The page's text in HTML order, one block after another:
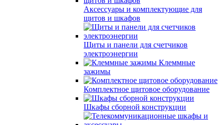
Аксессуары и комплектующие для
щитов и шкафов
Щиты и панели для счетчиков
электроэнергии
Клеммные
зажимы
Комплектное щитовое оборудование
Шкафы сборной конструкции